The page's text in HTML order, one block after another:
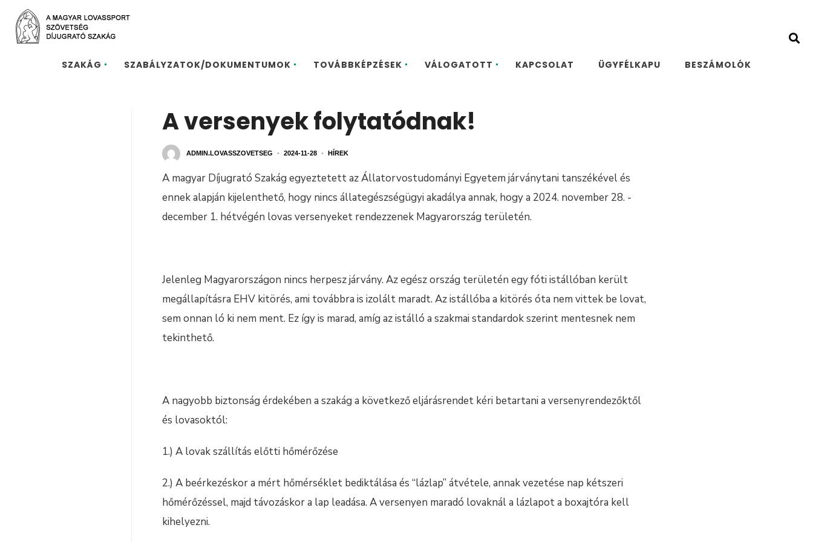
SZAKÁG SZABÁLYZATOK/DOKUMENTUMOK TOVÁBBKÉPZÉSEK VÁLOGATOTT KAPCSOLAT ÜGYFÉLKAPU BESZÁMOLÓK
A versenyek folytatódnak!
ADMIN.LOVASSZOVETSEG • 2024-11-28 • HÍREK
A magyar Díjugrató Szakág egyeztetett az Állatorvostudományi Egyetem járványtani tanszékével és
ennek alapján kijelenthető, hogy nincs állategészségügyi akadálya annak, hogy a 2024. november 28. -
december 1. hétvégén lovas versenyeket rendezzenek Magyarország területén.
Jelenleg Magyarországon nincs herpesz járvány. Az egész ország területén egy fóti istállóban került
megállapításra EHV kitörés, ami továbbra is izolált maradt. Az istállóba a kitörés óta nem vittek be lovat,
sem onnan ló ki nem ment. Ez így is marad, amíg az istálló a szakmai standardok szerint mentesnek nem
tekinthető.
A nagyobb biztonság érdekében a szakág a következő eljárásrendet kéri betartani a versenyrendezőktől
és lovasoktól:
1.) A lovak szállítás előtti hőmérőzése
2.) A beérkezéskor a mért hőmérséklet bediktálása és “lázlap” átvétele, annak vezetése nap kétszeri
hőmérőzéssel, majd távozáskor a lap leadása. A versenyen maradó lovaknál a lázlapot a boxajtóra kell
kihelyezni.